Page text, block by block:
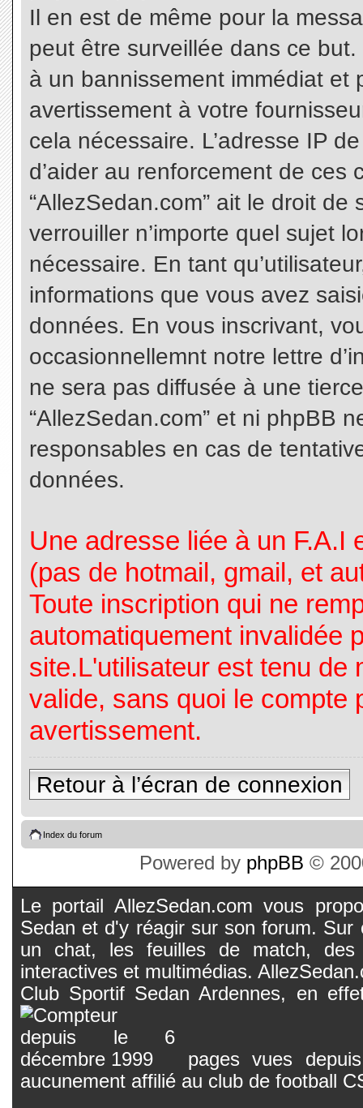
Il en est de même pour la
peut être surveillée dans ce
à un bannissement immédiat et
avertissement à votre
cela nécessaire. L’adresse IP
d’aider au renforcement de
“AllezSedan.com” ait le droit de
verrouiller n’importe quel sujet
nécessaire. En tant
informations que vous avez
données. En vous inscrivant,
occasionnellemnt notre lettre
ne sera pas diffusée à une
“AllezSedan.com” et ni phpBB
responsables en cas de
données.
Une adresse liée à un F.A.I
(pas de hotmail, gmail, et
Toute inscription qui ne
automatiquement invalidée
site.L'utilisateur est tenu de
valide, sans quoi le compte
avertissement.
Retour à l’écran de connexion
Index du forum
Powered by phpBB ©
Le portail AllezSedan.com vous
Sedan et d'y réagir sur son forum.
un chat, les feuilles de match, des
interactives et multimédias.
Club Sportif Sedan Ardennes, en
pages vues
aucunement affilié au club de football